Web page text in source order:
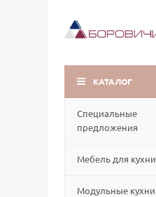
КАТАЛОГ
Специальные
предложения
Мебель для кухни
Модульные кухни